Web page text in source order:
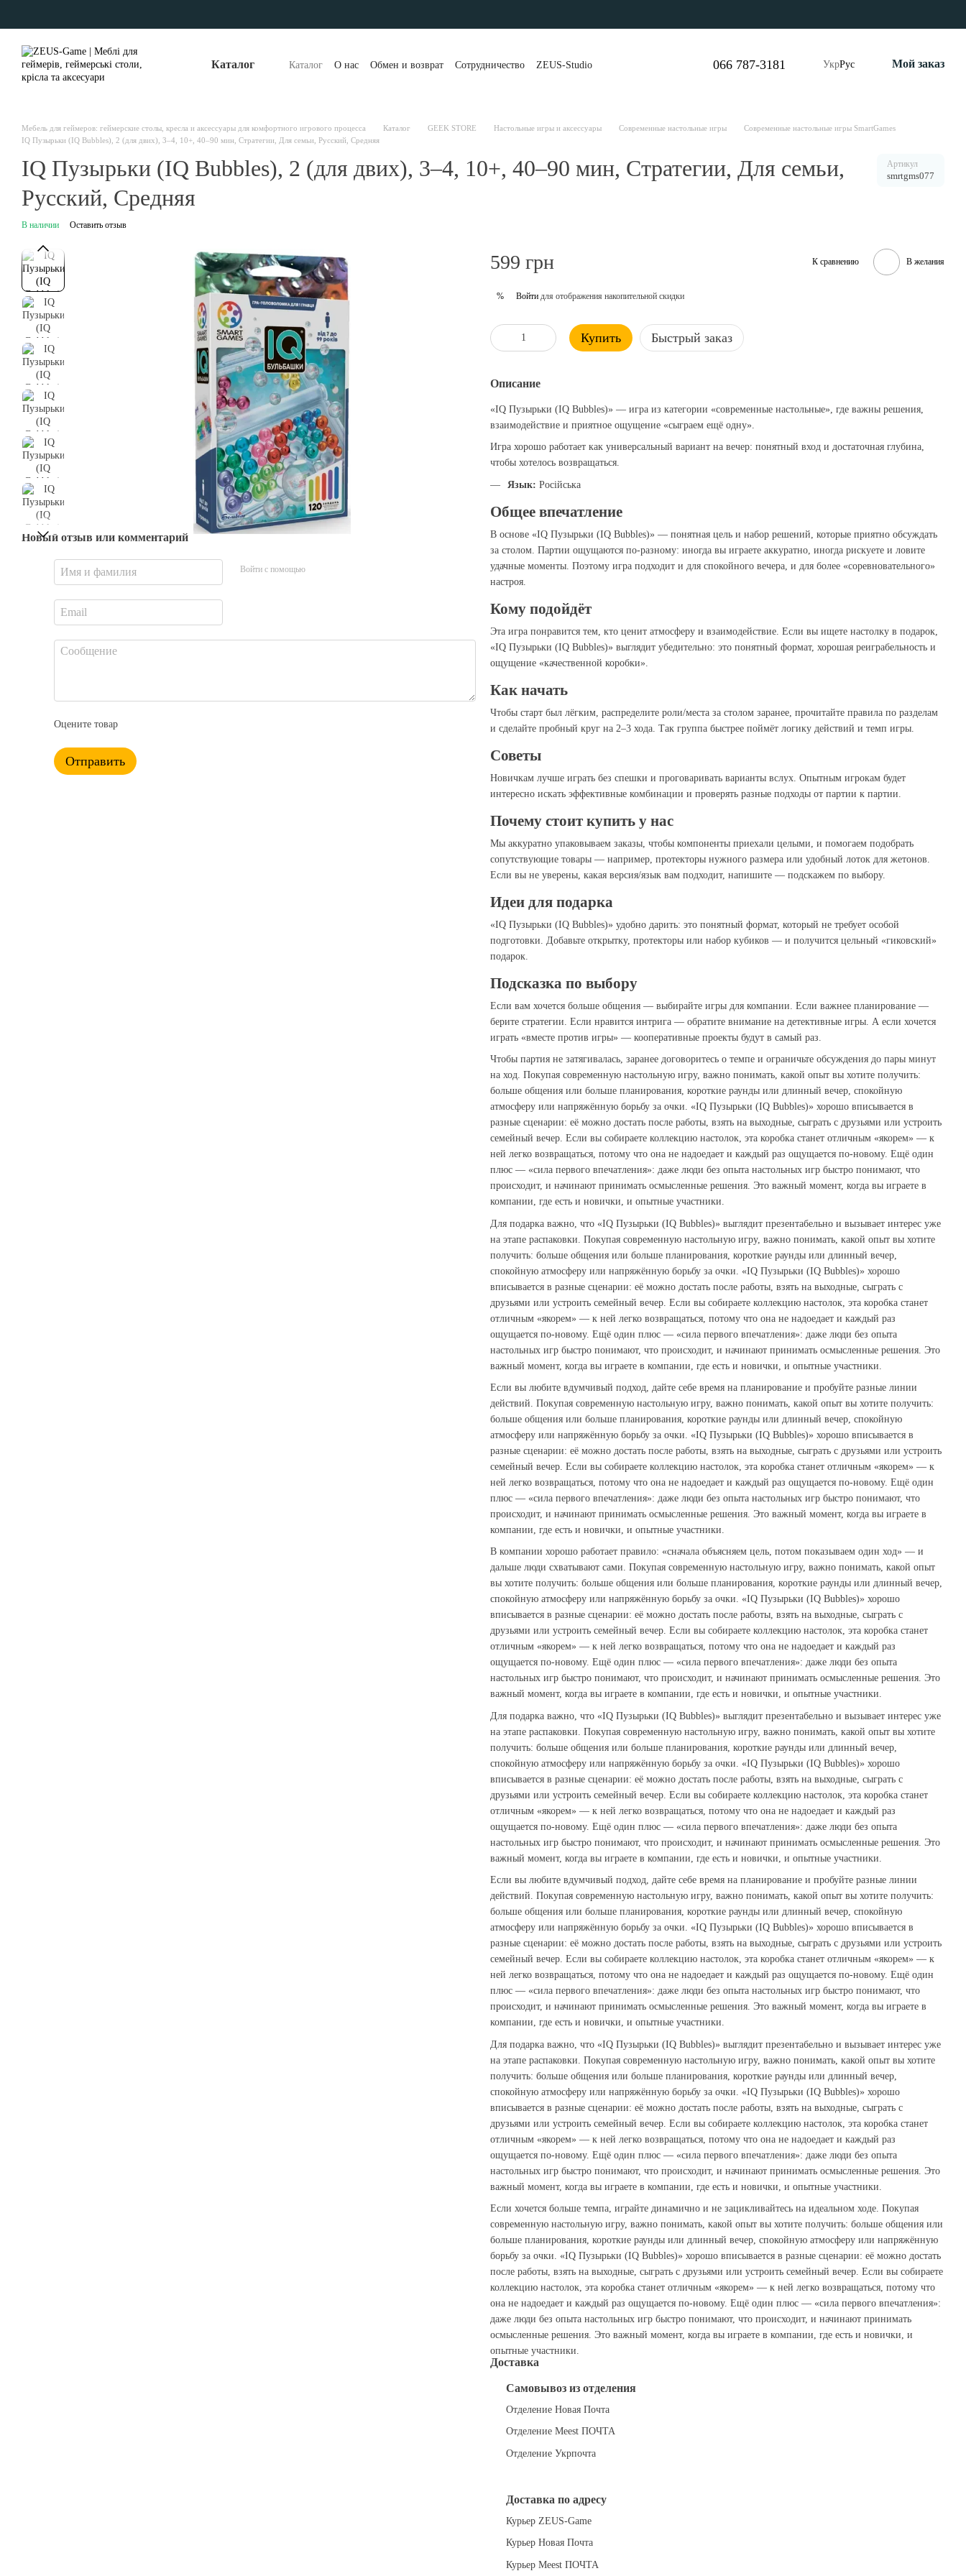
Каталог Каталог О нас Обмен и возврат Сотрудничество
ZEUS-Studio
066 787-3181 УкрРус Мой заказ
Мебель для геймеров: геймерские столы, кресла и аксессуары для комфортного игрового процесса Каталог GEEK STORE Настольные игры и аксессуары Современные настольные игры
Современные настольные игры SmartGames
IQ Пузырьки (IQ Bubbles), 2 (для двих), 3–4, 10+, 40–90 мин, Стратегии, Для семьи, Русский, Средняя
IQ Пузырьки (IQ Bubbles), 2 (для двих), 3–4, 10+, 40–90 мин, Стратегии, Для семьи,
Русский, Средняя
Артикул
smrtgms077
В наличии Оставить отзыв
Новый отзыв или комментарий
Войти с помощью
Оцените товар
Отправить
599 грн К сравнению В желания
% Войти для отображения накопительной скидки
Купить Быстрый заказ
Описание
«IQ Пузырьки (IQ Bubbles)» — игра из категории «современные настольные», где важны решения,
взаимодействие и приятное ощущение «сыграем ещё одну».
Игра хорошо работает как универсальный вариант на вечер: понятный вход и достаточная глубина,
чтобы хотелось возвращаться.
Язык: Російська
Общее впечатление
В основе «IQ Пузырьки (IQ Bubbles)» — понятная цель и набор решений, которые приятно обсуждать
за столом. Партии ощущаются по‑разному: иногда вы играете аккуратно, иногда рискуете и ловите
удачные моменты. Поэтому игра подходит и для спокойного вечера, и для более «соревновательного»
настроя.
Кому подойдёт
Эта игра понравится тем, кто ценит атмосферу и взаимодействие. Если вы ищете настолку в подарок,
«IQ Пузырьки (IQ Bubbles)» выглядит убедительно: это понятный формат, хорошая реиграбельность и
ощущение «качественной коробки».
Как начать
Чтобы старт был лёгким, распределите роли/места за столом заранее, прочитайте правила по разделам
и сделайте пробный круг на 2–3 хода. Так группа быстрее поймёт логику действий и темп игры.
Советы
Новичкам лучше играть без спешки и проговаривать варианты вслух. Опытным игрокам будет
интересно искать эффективные комбинации и проверять разные подходы от партии к партии.
Почему стоит купить у нас
Мы аккуратно упаковываем заказы, чтобы компоненты приехали целыми, и помогаем подобрать
сопутствующие товары — например, протекторы нужного размера или удобный лоток для жетонов.
Если вы не уверены, какая версия/язык вам подходит, напишите — подскажем по выбору.
Идеи для подарка
«IQ Пузырьки (IQ Bubbles)» удобно дарить: это понятный формат, который не требует особой
подготовки. Добавьте открытку, протекторы или набор кубиков — и получится цельный «гиковский»
подарок.
Подсказка по выбору
Если вам хочется больше общения — выбирайте игры для компании. Если важнее планирование —
берите стратегии. Если нравится интрига — обратите внимание на детективные игры. А если хочется
играть «вместе против игры» — кооперативные проекты будут в самый раз.
Чтобы партия не затягивалась, заранее договоритесь о темпе и ограничьте обсуждения до пары минут
на ход. Покупая современную настольную игру, важно понимать, какой опыт вы хотите получить:
больше общения или больше планирования, короткие раунды или длинный вечер, спокойную
атмосферу или напряжённую борьбу за очки. «IQ Пузырьки (IQ Bubbles)» хорошо вписывается в
разные сценарии: её можно достать после работы, взять на выходные, сыграть с друзьями или устроить
семейный вечер. Если вы собираете коллекцию настолок, эта коробка станет отличным «якорем» — к
ней легко возвращаться, потому что она не надоедает и каждый раз ощущается по‑новому. Ещё один
плюс — «сила первого впечатления»: даже люди без опыта настольных игр быстро понимают, что
происходит, и начинают принимать осмысленные решения. Это важный момент, когда вы играете в
компании, где есть и новички, и опытные участники.
Для подарка важно, что «IQ Пузырьки (IQ Bubbles)» выглядит презентабельно и вызывает интерес уже
на этапе распаковки. Покупая современную настольную игру, важно понимать, какой опыт вы хотите
получить: больше общения или больше планирования, короткие раунды или длинный вечер,
спокойную атмосферу или напряжённую борьбу за очки. «IQ Пузырьки (IQ Bubbles)» хорошо
вписывается в разные сценарии: её можно достать после работы, взять на выходные, сыграть с
друзьями или устроить семейный вечер. Если вы собираете коллекцию настолок, эта коробка станет
отличным «якорем» — к ней легко возвращаться, потому что она не надоедает и каждый раз
ощущается по‑новому. Ещё один плюс — «сила первого впечатления»: даже люди без опыта
настольных игр быстро понимают, что происходит, и начинают принимать осмысленные решения. Это
важный момент, когда вы играете в компании, где есть и новички, и опытные участники.
Если вы любите вдумчивый подход, дайте себе время на планирование и пробуйте разные линии
действий. Покупая современную настольную игру, важно понимать, какой опыт вы хотите получить:
больше общения или больше планирования, короткие раунды или длинный вечер, спокойную
атмосферу или напряжённую борьбу за очки. «IQ Пузырьки (IQ Bubbles)» хорошо вписывается в
разные сценарии: её можно достать после работы, взять на выходные, сыграть с друзьями или устроить
семейный вечер. Если вы собираете коллекцию настолок, эта коробка станет отличным «якорем» — к
ней легко возвращаться, потому что она не надоедает и каждый раз ощущается по‑новому. Ещё один
плюс — «сила первого впечатления»: даже люди без опыта настольных игр быстро понимают, что
происходит, и начинают принимать осмысленные решения. Это важный момент, когда вы играете в
компании, где есть и новички, и опытные участники.
В компании хорошо работает правило: «сначала объясняем цель, потом показываем один ход» — и
дальше люди схватывают сами. Покупая современную настольную игру, важно понимать, какой опыт
вы хотите получить: больше общения или больше планирования, короткие раунды или длинный вечер,
спокойную атмосферу или напряжённую борьбу за очки. «IQ Пузырьки (IQ Bubbles)» хорошо
вписывается в разные сценарии: её можно достать после работы, взять на выходные, сыграть с
друзьями или устроить семейный вечер. Если вы собираете коллекцию настолок, эта коробка станет
отличным «якорем» — к ней легко возвращаться, потому что она не надоедает и каждый раз
ощущается по‑новому. Ещё один плюс — «сила первого впечатления»: даже люди без опыта
настольных игр быстро понимают, что происходит, и начинают принимать осмысленные решения. Это
важный момент, когда вы играете в компании, где есть и новички, и опытные участники.
Для подарка важно, что «IQ Пузырьки (IQ Bubbles)» выглядит презентабельно и вызывает интерес уже
на этапе распаковки. Покупая современную настольную игру, важно понимать, какой опыт вы хотите
получить: больше общения или больше планирования, короткие раунды или длинный вечер,
спокойную атмосферу или напряжённую борьбу за очки. «IQ Пузырьки (IQ Bubbles)» хорошо
вписывается в разные сценарии: её можно достать после работы, взять на выходные, сыграть с
друзьями или устроить семейный вечер. Если вы собираете коллекцию настолок, эта коробка станет
отличным «якорем» — к ней легко возвращаться, потому что она не надоедает и каждый раз
ощущается по‑новому. Ещё один плюс — «сила первого впечатления»: даже люди без опыта
настольных игр быстро понимают, что происходит, и начинают принимать осмысленные решения. Это
важный момент, когда вы играете в компании, где есть и новички, и опытные участники.
Если вы любите вдумчивый подход, дайте себе время на планирование и пробуйте разные линии
действий. Покупая современную настольную игру, важно понимать, какой опыт вы хотите получить:
больше общения или больше планирования, короткие раунды или длинный вечер, спокойную
атмосферу или напряжённую борьбу за очки. «IQ Пузырьки (IQ Bubbles)» хорошо вписывается в
разные сценарии: её можно достать после работы, взять на выходные, сыграть с друзьями или устроить
семейный вечер. Если вы собираете коллекцию настолок, эта коробка станет отличным «якорем» — к
ней легко возвращаться, потому что она не надоедает и каждый раз ощущается по‑новому. Ещё один
плюс — «сила первого впечатления»: даже люди без опыта настольных игр быстро понимают, что
происходит, и начинают принимать осмысленные решения. Это важный момент, когда вы играете в
компании, где есть и новички, и опытные участники.
Для подарка важно, что «IQ Пузырьки (IQ Bubbles)» выглядит презентабельно и вызывает интерес уже
на этапе распаковки. Покупая современную настольную игру, важно понимать, какой опыт вы хотите
получить: больше общения или больше планирования, короткие раунды или длинный вечер,
спокойную атмосферу или напряжённую борьбу за очки. «IQ Пузырьки (IQ Bubbles)» хорошо
вписывается в разные сценарии: её можно достать после работы, взять на выходные, сыграть с
друзьями или устроить семейный вечер. Если вы собираете коллекцию настолок, эта коробка станет
отличным «якорем» — к ней легко возвращаться, потому что она не надоедает и каждый раз
ощущается по‑новому. Ещё один плюс — «сила первого впечатления»: даже люди без опыта
настольных игр быстро понимают, что происходит, и начинают принимать осмысленные решения. Это
важный момент, когда вы играете в компании, где есть и новички, и опытные участники.
Если хочется больше темпа, играйте динамично и не зацикливайтесь на идеальном ходе. Покупая
современную настольную игру, важно понимать, какой опыт вы хотите получить: больше общения или
больше планирования, короткие раунды или длинный вечер, спокойную атмосферу или напряжённую
борьбу за очки. «IQ Пузырьки (IQ Bubbles)» хорошо вписывается в разные сценарии: её можно достать
после работы, взять на выходные, сыграть с друзьями или устроить семейный вечер. Если вы собираете
коллекцию настолок, эта коробка станет отличным «якорем» — к ней легко возвращаться, потому что
она не надоедает и каждый раз ощущается по‑новому. Ещё один плюс — «сила первого впечатления»:
даже люди без опыта настольных игр быстро понимают, что происходит, и начинают принимать
осмысленные решения. Это важный момент, когда вы играете в компании, где есть и новички, и
опытные участники.
Доставка
Самовывоз из отделения
Отделение Новая Почта
Отделение Meest ПОЧТА
Отделение Укрпочта
Доставка по адресу
Курьер ZEUS-Game
Курьер Новая Почта
Курьер Meest ПОЧТА